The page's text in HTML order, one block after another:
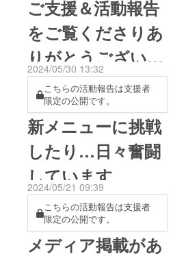
きたクラウドファンディン
グを経て4月にオープンした
Boonies。日々突き当たる苦
難やトラブルなどもありま
したが地域の皆様を中心に
たくさんの方に足を運んで
いただき楽しみながら営業
を行うことができました！
そんなBooniesは来月１周
年！ということで日頃の感
謝を込めて、オープン日で
ある 4月26日（土）に周年
イベントを開催いたしま
ご支援＆活動報告
をご覧くださりあ
りがとうございま
した！
2024/05/30 13:32
こちらの活動報告は支援者
限定の公開です。
新メニューに挑戦
したり…日々奮闘
しています
2024/05/21 09:39
こちらの活動報告は支援者
限定の公開です。
メディア掲載があ